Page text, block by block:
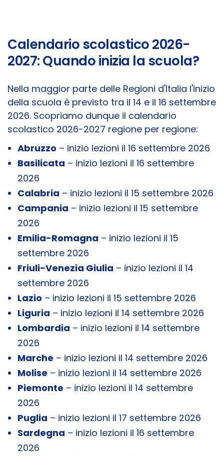
Calendario scolastico 2026-
2027: Quando inizia la scuola?
Nella maggior parte delle Regioni d'Italia l'inizio
della scuola è previsto tra il 14 e il 16 settembre
2026. Scopriamo dunque il calendario
scolastico 2026-2027 regione per regione:
Abruzzo – inizio lezioni il 16 settembre 2026
Basilicata – inizio lezioni il 16 settembre
2026
Calabria – inizio lezioni il 15 settembre 2026
Campania – inizio lezioni il 15 settembre
2026
Emilia-Romagna – inizio lezioni il 15
settembre 2026
Friuli-Venezia Giulia – inizio lezioni il 14
settembre 2026
Lazio – inizio lezioni il 15 settembre 2026
Liguria – inizio lezioni il 14 settembre 2026
Lombardia – inizio lezioni il 14 settembre
2026
Marche – inizio lezioni il 14 settembre 2026
Molise – inizio lezioni il 14 settembre 2026
Piemonte – inizio lezioni il 14 settembre
2026
Puglia – inizio lezioni il 17 settembre 2026
Sardegna – inizio lezioni il 16 settembre
2026